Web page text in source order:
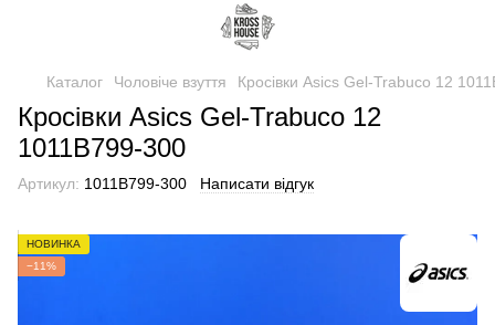
Каталог Чоловіче взуття Кросівки Asics Gel-Trabuco 12
Кросівки Asics Gel-Trabuco 12
1011B799-300
Артикул: 1011B799-300 Написати відгук
НОВИНКА
−11%